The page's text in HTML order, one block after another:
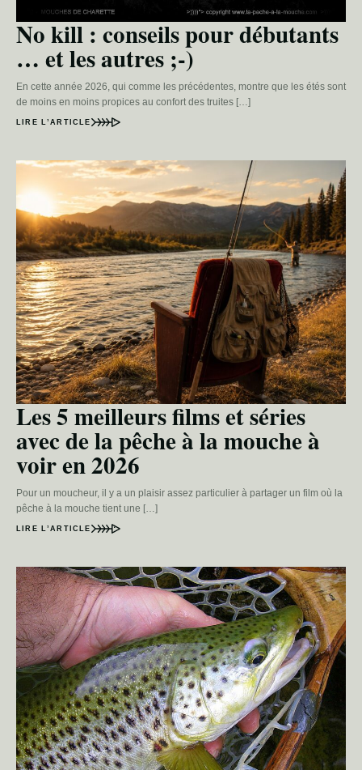
No kill : conseils pour débutants
… et les autres ;-)
En cette année 2026, qui comme les précédentes, montre que les étés sont
de moins en moins propices au confort des truites […]
LIRE L’ARTICLE
Les 5 meilleurs films et séries
avec de la pêche à la mouche à
voir en 2026
Pour un moucheur, il y a un plaisir assez particulier à partager un film où la
pêche à la mouche tient une […]
LIRE L’ARTICLE